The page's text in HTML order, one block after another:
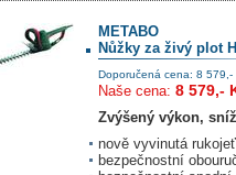
METABO
Nůžky za živý plot
Doporučená cena: 8 579,-
Naše cena: 8 579,-
Zvýšený výkon,
nově vyvinutá
bezpečnostní